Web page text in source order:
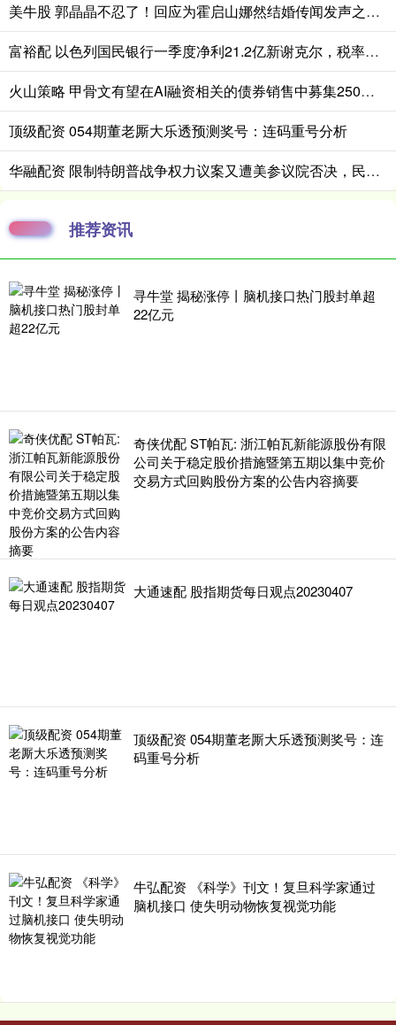
美牛股 郭晶晶不忍了！回应为霍启山娜然结婚传闻发声之事，我们都被骗了
富裕配 以色列国民银行一季度净利21.2亿新谢克尔，税率上升与降息拖累业绩
火山策略 甲骨文有望在AI融资相关的债券销售中募集250亿美元
顶级配资 054期董老厮大乐透预测奖号：连码重号分析
华融配资 限制特朗普战争权力议案又遭美参议院否决，民主党表示将“屡败屡战”
推荐资讯
寻牛堂 揭秘涨停丨脑机接口热门股封单超
22亿元
奇侠优配 ST帕瓦: 浙江帕瓦新能源股份有限
公司关于稳定股价措施暨第五期以集中竞价
交易方式回购股份方案的公告内容摘要
大通速配 股指期货每日观点20230407
顶级配资 054期董老厮大乐透预测奖号：连
码重号分析
牛弘配资 《科学》刊文！复旦科学家通过
脑机接口 使失明动物恢复视觉功能